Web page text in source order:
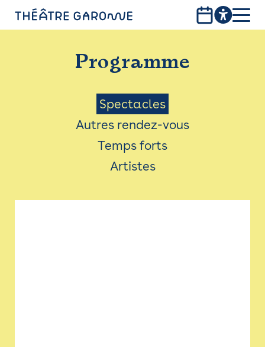
PROGRAMME
INFOS PRATIQUES
AVEC LES PUBLICS
ACCESSIBILITÉ
LES PRODUCTIONS
Programme
Menu
Saison
Spectacles
Autres rendez-vous
Temps forts
Artistes